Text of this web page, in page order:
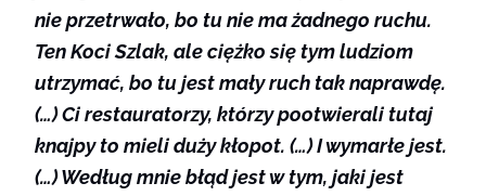
nie przetrwało, bo tu nie ma żadnego ruchu.
Ten Koci Szlak, ale ciężko się tym ludziom
utrzymać, bo tu jest mały ruch tak naprawdę.
(…) Ci restauratorzy, którzy pootwierali tutaj
knajpy to mieli duży kłopot. (…) I wymarłe jest.
(…) Według mnie błąd jest w tym, jaki jest